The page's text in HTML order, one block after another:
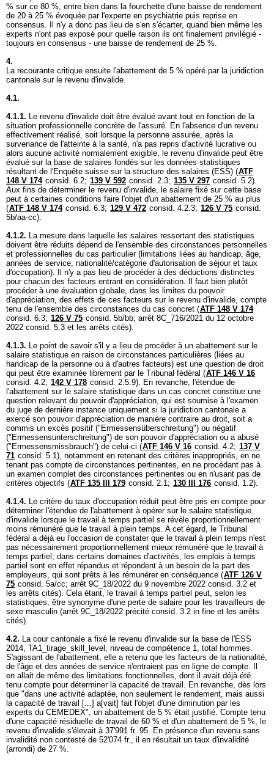
% sur ce 80 %, entre bien dans la fourchette d'une baisse de rendement
de 20 à 25 % évoquée par l'experte en psychiatrie puis reprise en
consensus. Il n'y a donc pas lieu de s'en s'écarter, quand bien même les
experts n'ont pas exposé pour quelle raison ils ont finalement privilégié -
toujours en consensus - une baisse de rendement de 25 %.
4.
La recourante critique ensuite l'abattement de 5 % opéré par la juridiction
cantonale sur le revenu d'invalide.
4.1.
4.1.1. Le revenu d'invalide doit être évalué avant tout en fonction de la
situation professionnelle concrète de l'assuré. En l'absence d'un revenu
effectivement réalisé, soit lorsque la personne assurée, après la
survenance de l'atteinte à la santé, n'a pas repris d'activité lucrative ou
alors aucune activité normalement exigible, le revenu d'invalide peut être
évalué sur la base de salaires fondés sur les données statistiques
résultant de l'Enquête suisse sur la structure des salaires (ESS) (ATF
148 V 174 consid. 6.2; 139 V 592 consid. 2.3; 135 V 297 consid. 5.2).
Aux fins de déterminer le revenu d'invalide, le salaire fixé sur cette base
peut à certaines conditions faire l'objet d'un abattement de 25 % au plus
(ATF 148 V 174 consid. 6.3; 129 V 472 consid. 4.2.3; 126 V 75 consid.
5b/aa-cc).
4.1.2. La mesure dans laquelle les salaires ressortant des statistiques
doivent être réduits dépend de l'ensemble des circonstances personnelles
et professionnelles du cas particulier (limitations liées au handicap, âge,
années de service, nationalité/catégorie d'autorisation de séjour et taux
d'occupation). Il n'y a pas lieu de procéder à des déductions distinctes
pour chacun des facteurs entrant en considération. Il faut bien plutôt
procéder à une évaluation globale, dans les limites du pouvoir
d'appréciation, des effets de ces facteurs sur le revenu d'invalide, compte
tenu de l'ensemble des circonstances du cas concret (ATF 148 V 174
consid. 6.3; 126 V 75 consid. 5b/bb; arrêt 8C_716/2021 du 12 octobre
2022 consid. 5.3 et les arrêts cités).
4.1.3. Le point de savoir s'il y a lieu de procéder à un abattement sur le
salaire statistique en raison de circonstances particulières (liées au
handicap de la personne ou à d'autres facteurs) est une question de droit
qui peut être examinée librement par le Tribunal fédéral (ATF 146 V 16
consid. 4.2; 142 V 178 consid. 2.5.9). En revanche, l'étendue de
l'abattement sur le salaire statistique dans un cas concret constitue une
question relevant du pouvoir d'appréciation, qui est soumise à l'examen
du juge de dernière instance uniquement si la juridiction cantonale a
exercé son pouvoir d'appréciation de manière contraire au droit, soit a
commis un excès positif ("Ermessensüberschreitung") ou négatif
("Ermessensunterschreitung") de son pouvoir d'appréciation ou a abusé
("Ermessensmissbrauch") de celui-ci (ATF 146 V 16 consid. 4.2; 137 V
71 consid. 5.1), notamment en retenant des critères inappropriés, en ne
tenant pas compte de circonstances pertinentes, en ne procédant pas à
un examen complet des circonstances pertinentes ou en n'usant pas de
critères objectifs (ATF 135 III 179 consid. 2.1; 130 III 176 consid. 1.2).
4.1.4. Le critère du taux d'occupation réduit peut être pris en compte pour
déterminer l'étendue de l'abattement à opérer sur le salaire statistique
d'invalide lorsque le travail à temps partiel se révèle proportionnellement
moins rémunéré que le travail à plein temps. A cet égard, le Tribunal
fédéral a déjà eu l'occasion de constater que le travail à plein temps n'est
pas nécessairement proportionnellement mieux rémunéré que le travail à
temps partiel; dans certains domaines d'activités, les emplois à temps
partiel sont en effet répandus et répondent à un besoin de la part des
employeurs, qui sont prêts à les rémunérer en conséquence (ATF 126 V
75 consid. 5a/cc; arrêt 9C_18/2022 du 9 novembre 2022 consid. 3.2 et
les arrêts cités). Cela étant, le travail à temps partiel peut, selon les
statistiques, être synonyme d'une perte de salaire pour les travailleurs de
sexe masculin (arrêt 9C_18/2022 précité consid. 3.2 in fine et les arrêts
cités).
4.2. La cour cantonale a fixé le revenu d'invalide sur la base de l'ESS
2014, TA1_tirage_skill_level, niveau de compétence 1, total hommes.
S'agissant de l'abattement, elle a retenu que les facteurs de la nationalité,
de l'âge et des années de service n'entraient pas en ligne de compte. Il
en allait de même des limitations fonctionnelles, dont il avait déjà été
tenu compte pour déterminer la capacité de travail. En revanche, dès lors
que "dans une activité adaptée, non seulement le rendement, mais aussi
la capacité de travail [...] a[vait] fait l'objet d'une diminution par les
experts du CEMEDEX", un abattement de 5 % était justifié. Compte tenu
d'une capacité résiduelle de travail de 60 % et d'un abattement de 5 %, le
revenu d'invalide s'élevait à 37'991 fr. 95. En présence d'un revenu sans
invalidité non contesté de 52'074 fr., il en résultait un taux d'invalidité
(arrondi) de 27 %.